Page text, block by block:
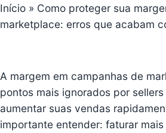
Início » Como proteger sua
marketplace: erros que acabam
A margem em campanhas de
pontos mais ignorados por
aumentar suas vendas
importante entender: faturar